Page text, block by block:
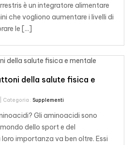
è un integratore alimentare
che vogliono aumentare i livelli di
le [...]
della salute fisica e
| Categoria : Supplementi
Gli aminoacidi sono
dello sport e del
importanza va ben oltre. Essi